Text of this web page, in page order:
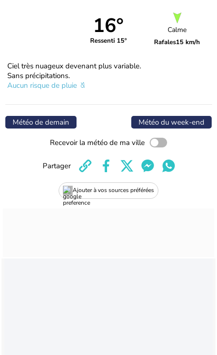
16°
Ressenti 15°
Calme
Rafales15 km/h
Ciel très nuageux devenant plus variable.
Sans précipitations.
Aucun risque de pluie
Météo de demain Météo du week-end
Recevoir la météo de ma ville
Ajouter à vos sources préférées
Partager